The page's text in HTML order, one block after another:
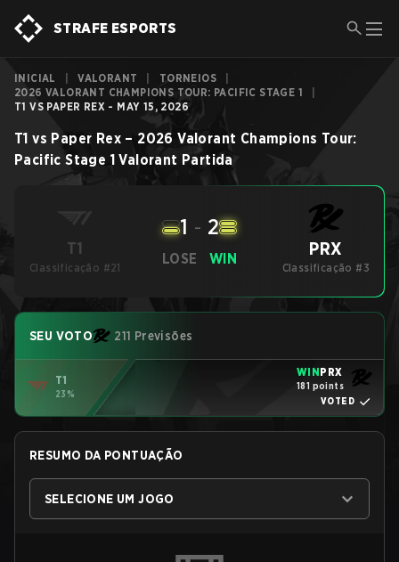
STRAFE ESPORTS
INICIAL VALORANT TORNEIOS
2026 VALORANT CHAMPIONS TOUR: PACIFIC STAGE 1
T1 VS PAPER REX - MAY 15, 2026
T1 vs Paper Rex – 2026 Valorant Champions Tour:
Pacific Stage 1 Valorant Partida
T1
Classificação #21
LOSE
1 - 2
WIN PRX
Classificação #3
SEU VOTO 211 Previsões
T1
23%
WINPRX
181 points
VOTED
RESUMO DA PONTUAÇÃO
SELECIONE UM JOGO